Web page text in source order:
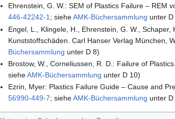
Ehrenstein, G. W.: SEM of Plastics Failure – REM
446-42242-1 ; sieheAMK-Büchersammlung unter D
Engel, L., Klingele, H., Ehrenstein, G. W.,
Kunststoffschäden. Carl Hanser Verlag München,
Büchersammlung unter D 8)
Brostow, W., Corneliussen, R. D.: Failure of
sieheAMK-Büchersammlung unter D 10)
Ezrin, Myer: Plastics Failure Guide – Cause and
56990-449-7; sieheAMK-Büchersammlung unter D